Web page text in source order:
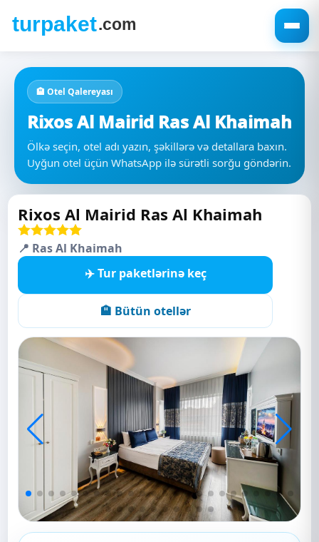
🏨 Otel Qalereyası
Rixos Al Mairid Ras Al Khaimah
Ölkə seçin, otel adı yazın, şəkillərə və detallara baxın.
Uyğun otel üçün WhatsApp ilə sürətli sorğu göndərin.
Rixos Al Mairid Ras Al Khaimah
📍 Ras Al Khaimah
✈️ Tur paketlərinə keç
🏨 Bütün otellər